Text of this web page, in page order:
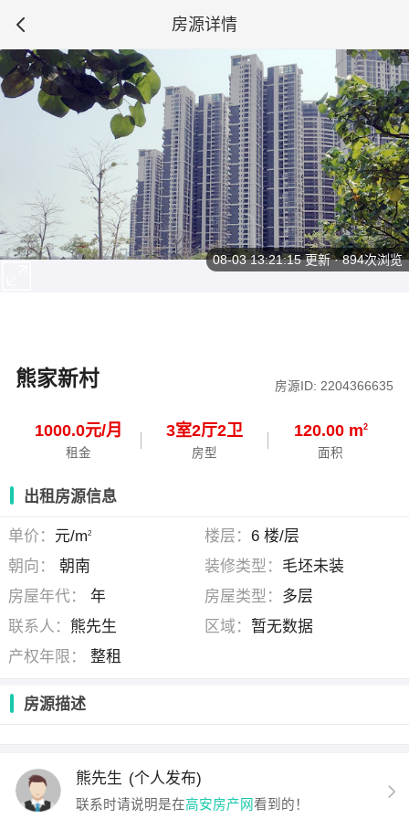
房源详情
熊家新村 房源ID: 2204366635
1000.0元/月
租金
3室2厅2卫
房型
120.00 m2
面积
08-03 13:21:15更新 · 894次浏览
出租房源信息
单价： 元/m2 楼层： 6 楼/层
朝向：
朝南 装修类型： 毛坯未装
房屋年代：
年 房屋类型： 多层
联系人： 熊先生 区域： 暂无数据
产权年限：
整租
房源描述
熊先生 (个人发布)
联系时请说明是在高安房产网看到的！